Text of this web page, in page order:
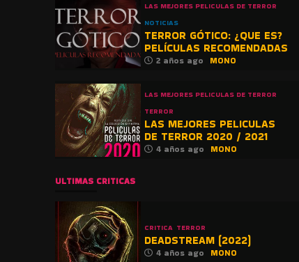
LAS MEJORES PELICULAS DE TERROR
NOTICIAS
TERROR GÓTICO: ¿QUE ES?
PELÍCULAS RECOMENDADAS
2 años ago MONO
LAS MEJORES PELICULAS DE TERROR
TERROR
LAS MEJORES PELICULAS
DE TERROR 2020 / 2021
4 años ago MONO
ULTIMAS CRITICAS
CRITICA TERROR
DEADSTREAM (2022)
4 años ago MONO